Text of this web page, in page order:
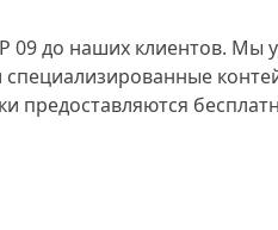
09 до наших клиентов. Мы
специализированные
предоставляются